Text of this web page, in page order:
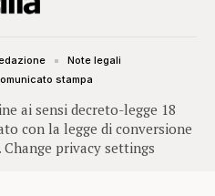
ai sensi decreto-legge 18
con la legge di conversione
Change privacy settings
Note legali
stampa